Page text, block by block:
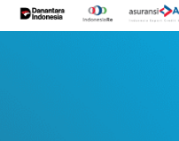
Skip
to